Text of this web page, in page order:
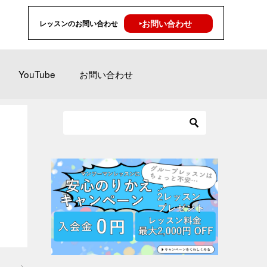
レッスンのお問い合わせ ‣お問い合わせ
YouTube お問い合わせ